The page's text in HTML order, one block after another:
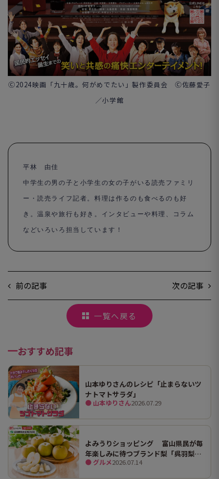
Ⓒ2024映画「九十歳。何がめでたい」製作委員会 Ⓒ佐藤愛子
／小学館
平林 由佳
中学生の男の子と小学生の女の子がいる読売ファミリ
ー・読売ライフ記者。料理は作るのも食べるのも好
き。温泉や旅行も好き。 インタビューや料理、コラム
などいろいろ担当しています！
前の記事 次の記事
一覧へ戻る
おすすめ記事
山本ゆりさんのレシピ「止まらないツ
ナトマトサラダ」
● 山本ゆりさん2026.07.29
よみうりショッピング 富山県民が毎
年楽しみに待つブランド梨「呉羽梨
（幸水）」限定100箱を特別販売！
● グルメ2026.07.14